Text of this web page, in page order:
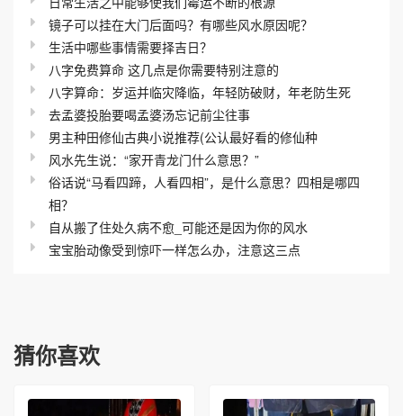
镜子可以挂在大门后面吗？有哪些风水原因呢？
生活中哪些事情需要择吉日？
八字免费算命 这几点是你需要特别注意的
八字算命：岁运并临灾降临，年轻防破财，年老防生死
去孟婆投胎要喝孟婆汤忘记前尘往事
男主种田修仙古典小说推荐(公认最好看的修仙种
风水先生说：“家开青龙门什么意思？”
俗话说“马看四蹄，人看四相”，是什么意思？四相是哪四
相？
自从搬了住处久病不愈_可能还是因为你的风水
宝宝胎动像受到惊吓一样怎么办，注意这三点
猜你喜欢